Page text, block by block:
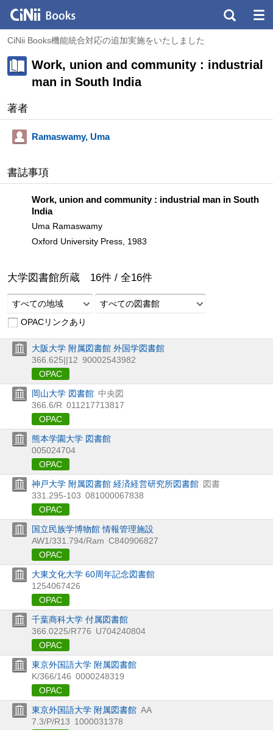
CiNii Books機能統合対応の追加実施をいたしました
Work, union and community : industrial
man in South India
著者
Ramaswamy, Uma
書誌事項
Work, union and community : industrial man in South
India
Uma Ramaswamy
Oxford University Press, 1983
大学図書館所蔵 16件 / 全16件
すべての地域
すべての図書館
OPACリンクあり
大阪大学 附属図書館 外国学図書館
366.625||12 90002543982
OPAC
岡山大学 図書館 中央図
366.6/R 011217713817
OPAC
熊本学園大学 図書館
005024704
OPAC
神戸大学 附属図書館 経済経営研究所図書館 図書
331.295-103 081000067838
OPAC
国立民族学博物館 情報管理施設
AW1/331.794/Ram C840906827
OPAC
大東文化大学 60周年記念図書館
1254067426
OPAC
千葉商科大学 付属図書館
366.0225/R776 U704240804
OPAC
東京外国語大学 附属図書館
K/366/146 0000248319
OPAC
東京外国語大学 附属図書館 AA
7.3/P/R13 1000031378